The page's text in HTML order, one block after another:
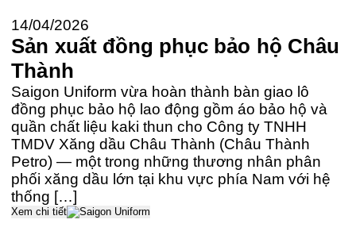
14/04/2026
Sản xuất đồng phục bảo hộ Châu
Thành
Saigon Uniform vừa hoàn thành bàn giao lô
đồng phục bảo hộ lao động gồm áo bảo hộ và
quần chất liệu kaki thun cho Công ty TNHH
TMDV Xăng dầu Châu Thành (Châu Thành
Petro) — một trong những thương nhân phân
phối xăng dầu lớn tại khu vực phía Nam với hệ
thống […]
Xem chi tiết